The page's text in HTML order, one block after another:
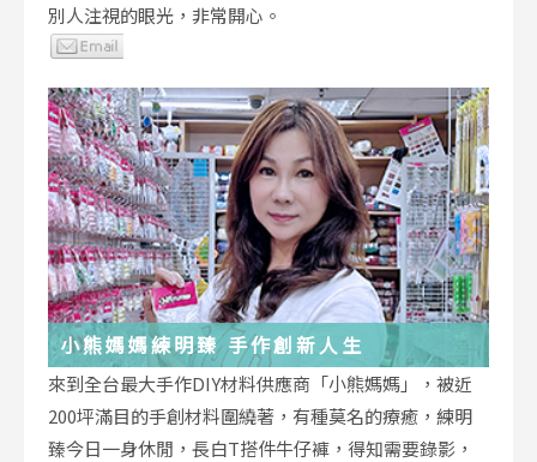
別人注視的眼光，非常開心。
小熊媽媽練明臻 手作創新人生
來到全台最大手作DIY材料供應商「小熊媽媽」，被近
200坪滿目的手創材料圍繞著，有種莫名的療癒，練明
臻今日一身休閒，長白T搭件牛仔褲，得知需要錄影，